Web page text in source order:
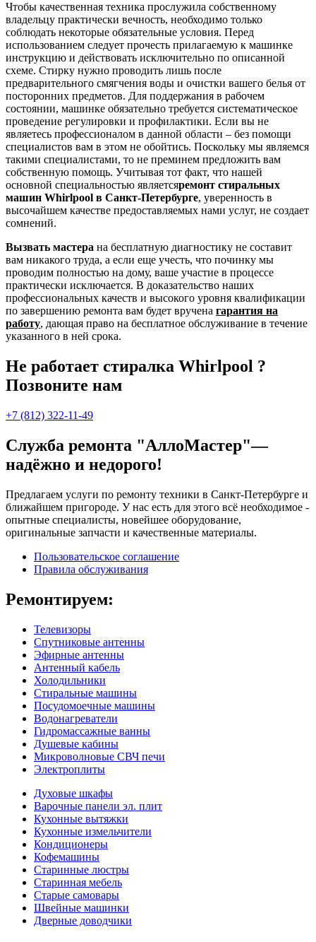
Чтобы качественная техника прослужила собственному
владельцу практически вечность, необходимо только
соблюдать некоторые обязательные условия. Перед
использованием следует прочесть прилагаемую к машинке
инструкцию и действовать исключительно по описанной
схеме. Стирку нужно проводить лишь после
предварительного смягчения воды и очистки вашего белья от
посторонних предметов. Для поддержания в рабочем
состоянии, машинке обязательно требуется систематическое
проведение регулировки и профилактики. Если вы не
являетесь профессионалом в данной области – без помощи
специалистов вам в этом не обойтись. Поскольку мы являемся
такими специалистами, то не преминем предложить вам
собственную помощь. Учитывая тот факт, что нашей
основной специальностью являетсяремонт стиральных
машин Whirlpool в Санкт-Петербурге, уверенность в
высочайшем качестве предоставляемых нами услуг, не создает
сомнений.
Вызвать мастера на бесплатную диагностику не составит
вам никакого труда, а если еще учесть, что починку мы
проводим полностью на дому, ваше участие в процессе
практически исключается. В доказательство наших
профессиональных качеств и высокого уровня квалификации
по завершению ремонта вам будет вручена гарантия на
работу, дающая право на бесплатное обслуживание в течение
указанного в ней срока.
Не работает стиралка Whirlpool ?
Позвоните нам
+7 (812) 322-11-49
Служба ремонта "АллоМастер"—
надёжно и недорого!
Предлагаем услуги по ремонту техники в Санкт-Петербурге и
ближайшем пригороде. У нас есть для этого всё необходимое -
опытные специалисты, новейшее оборудование,
оригинальные запчасти и качественные материалы.
Пользовательское соглашение
Правила обслуживания
Ремонтируем:
Телевизоры
Спутниковые антенны
Эфирные антенны
Антенный кабель
Холодильники
Стиральные машины
Посудомоечные машины
Водонагреватели
Гидромассажные ванны
Душевые кабины
Микроволновые СВЧ печи
Электроплиты
Духовые шкафы
Варочные панели эл. плит
Кухонные вытяжки
Кухонные измельчители
Кондиционеры
Кофемашины
Старинные люстры
Старинная мебель
Старые самовары
Швейные машинки
Дверные доводчики